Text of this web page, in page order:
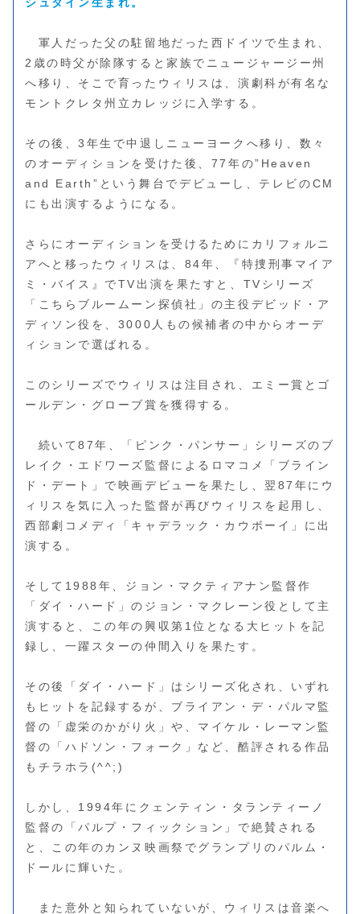
軍人だった父の駐留地だった西ドイツで生まれ、
2歳の時父が除隊すると家族でニュージャージー州
へ移り、そこで育ったウィリスは、演劇科が有名な
モントクレタ州立カレッジに入学する。
その後、3年生で中退しニューヨークへ移り、数々
のオーディションを受けた後、77年の”Heaven
and Earth”という舞台でデビューし、テレビのCM
にも出演するようになる。
さらにオーディションを受けるためにカリフォルニ
アへと移ったウィリスは、84年、『特捜刑事マイア
ミ・バイス』でTV出演を果たすと、TVシリーズ
「こちらブルームーン探偵社」の主役デビッド・ア
ディソン役を、3000人もの候補者の中からオーデ
ィションで選ばれる。
このシリーズでウィリスは注目され、エミー賞とゴ
ールデン・グローブ賞を獲得する。
続いて87年、「ピンク・パンサー」シリーズのブ
レイク・エドワーズ監督によるロマコメ「ブライン
ド・デート」で映画デビューを果たし、翌87年にウ
ィリスを気に入った監督が再びウィリスを起用し、
西部劇コメディ「キャデラック・カウボーイ」に出
演する。
そして1988年、ジョン・マクティアナン監督作
「ダイ・ハード」のジョン・マクレーン役として主
演すると、この年の興収第1位となる大ヒットを記
録し、一躍スターの仲間入りを果たす。
その後「ダイ・ハード」はシリーズ化され、いずれ
もヒットを記録するが、ブライアン・デ・パルマ監
督の「虚栄のかがり火」や、マイケル・レーマン監
督の「ハドソン・フォーク」など、酷評される作品
もチラホラ(^^;)
しかし、1994年にクェンティン・タランティーノ
監督の「パルプ・フィックション」で絶賛される
と、この年のカンヌ映画祭でグランプリのパルム・
ドールに輝いた。
また意外と知られていないが、ウィリスは音楽へ